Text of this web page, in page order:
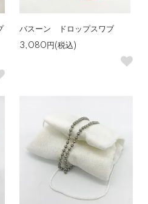
バスーン ドロップスワブ
3,080円(税込)